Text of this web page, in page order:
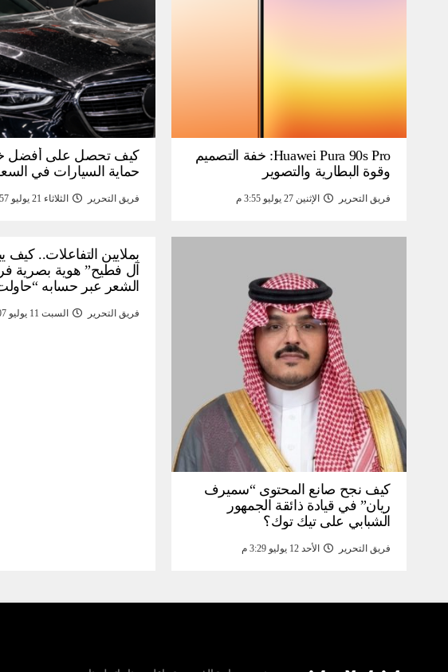
Huawei Pura 90s Pro: خفة التصميم
وقوة البطارية والتصوير
فريق التحرير الإثنين 27 يوليو 3:55 م
كيف تحصل على أفضل
حماية السيارات في
فريق التحرير الثلاثاء 21 يوليو 4:57 م
كيف نجح صانع المحتوى “سميرف
ريان” في قيادة ذائقة الجمهور
الشبابي على تيك توك؟
فريق التحرير الأحد 12 يوليو 3:29 م
بملايين التفاعلات.. كيف
آل فطيح” هوية بصرية
الشعر عبر حسابه
فريق التحرير السبت 11 يوليو 1:07 ص